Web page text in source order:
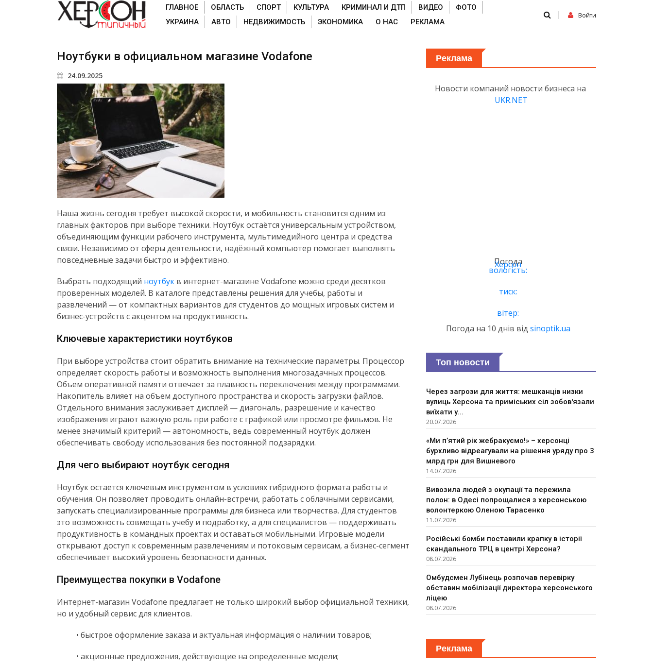
ГЛАВНОЕ ОБЛАСТЬ СПОРТ КУЛЬТУРА КРИМИНАЛ И ДТП ВИДЕО
ФОТО
УКРАИНА
АВТО НЕДВИЖИМОСТЬ ЭКОНОМИКА О НАС РЕКЛАМА
Войти
Ноутбуки в официальном магазине Vodafone
24.09.2025
Наша жизнь сегодня требует высокой скорости, и мобильность становится одним из
главных факторов при выборе техники. Ноутбук остаётся универсальным устройством,
объединяющим функции рабочего инструмента, мультимедийного центра и средства
связи. Независимо от сферы деятельности, надёжный компьютер помогает выполнять
повседневные задачи быстро и эффективно.
Выбрать подходящий ноутбук в интернет-магазине Vodafone можно среди десятков
проверенных моделей. В каталоге представлены решения для учебы, работы и
развлечений — от компактных вариантов для студентов до мощных игровых систем и
бизнес-устройств с акцентом на продуктивность.
Ключевые характеристики ноутбуков
При выборе устройства стоит обратить внимание на технические параметры. Процессор
определяет скорость работы и возможность выполнения многозадачных процессов.
Объем оперативной памяти отвечает за плавность переключения между программами.
Накопитель влияет на объем доступного пространства и скорость загрузки файлов.
Отдельного внимания заслуживает дисплей — диагональ, разрешение и качество
изображения играют важную роль при работе с графикой или просмотре фильмов. Не
менее значимый критерий — автономность, ведь современный ноутбук должен
обеспечивать свободу использования без постоянной подзарядки.
Для чего выбирают ноутбук сегодня
Ноутбук остается ключевым инструментом в условиях гибридного формата работы и
обучения. Он позволяет проводить онлайн-встречи, работать с облачными сервисами,
запускать специализированные программы для бизнеса или творчества. Для студентов
это возможность совмещать учебу и подработку, а для специалистов — поддерживать
продуктивность в командных проектах и оставаться мобильными. Игровые модели
открывают доступ к современным развлечениям и потоковым сервисам, а бизнес-сегмент
обеспечивает высокий уровень безопасности данных.
Преимущества покупки в Vodafone
Интернет-магазин Vodafone предлагает не только широкий выбор официальной техники,
но и удобный сервис для клиентов.
• быстрое оформление заказа и актуальная информация о наличии товаров;
• акционные предложения, действующие на определенные модели;
Реклама
Новости компаний новости бизнеса на
UKR.NET
Погода
Херсон
вологість:
тиск:
вітер:
Погода на 10 днів від sinoptik.ua
Топ новости
Через загрози для життя: мешканців низки
вулиць Херсона та приміських сіл зобов'язали
виїхати у...
20.07.2026
«Ми п’ятий рік жебракуємо!» – херсонці
бурхливо відреагували на рішення уряду про 3
млрд грн для Вишневого
14.07.2026
Вивозила людей з окупації та пережила
полон: в Одесі попрощалися з херсонською
волонтеркою Оленою Тарасенко
11.07.2026
Російські бомби поставили крапку в історії
скандального ТРЦ в центрі Херсона?
08.07.2026
Омбудсмен Лубінець розпочав перевірку
обставин мобілізації директора херсонського
ліцею
08.07.2026
Реклама